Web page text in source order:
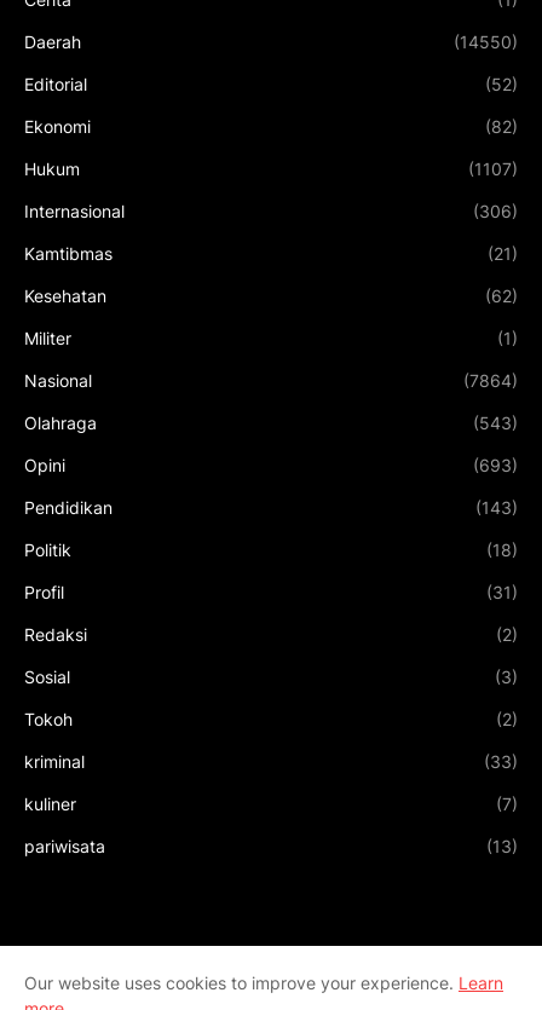
Daerah (14550)
Editorial (52)
Ekonomi (82)
Hukum (1107)
Internasional (306)
Kamtibmas (21)
Kesehatan (62)
Militer (1)
Nasional (7864)
Olahraga (543)
Opini (693)
Pendidikan (143)
Politik (18)
Profil (31)
Redaksi (2)
Sosial (3)
Tokoh (2)
kriminal (33)
kuliner (7)
pariwisata (13)
Our website uses cookies to improve your experience. Learn